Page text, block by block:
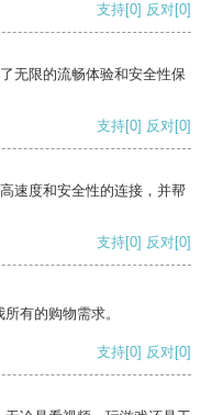
支持[0] 反对[0]
无限的流畅体验和安全性保
支持[0] 反对[0]
速度和安全性的连接，并帮
支持[0] 反对[0]
有的购物需求。
支持[0] 反对[0]